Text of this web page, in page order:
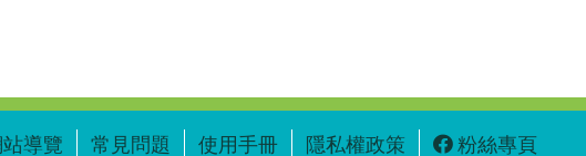
導覽 常見問題 使用手冊 隱私權政策 粉絲專頁